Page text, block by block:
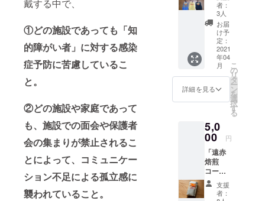
戴する中で、
①どの施設であっても「知
的障がい者」に対する感染
症予防に苦慮しているこ
と。
②どの施設や家庭であって
も、施設での面会や保護者
会の集まりが禁止されるこ
とによって、コミュニケー
ション不足による孤立感に
襲われていること。
「さを
り織り
LeafBo
wl」
「ポス
トカー
ド3枚
セッ
ト」
者：
3人
お届
け予
定：
2021
年04
月
詳細を見る
こ
の
リ
タ
ー
ン
を
選
択
す
る
5,0
00 円
「遠赤
焙煎
コー
ヒー豆
（粉支援
者：